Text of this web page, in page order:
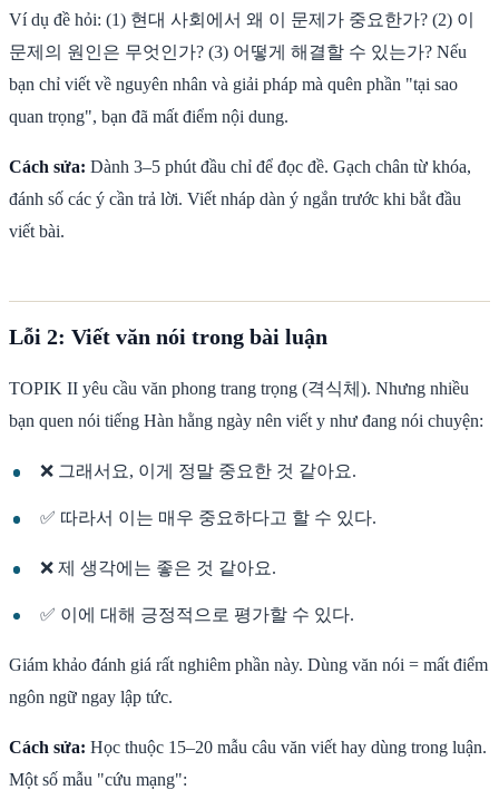
Ví dụ đề hỏi: (1) 현대 사회에서 왜 이 문제가 중요한가? (2) 이
문제의 원인은 무엇인가? (3) 어떻게 해결할 수 있는가? Nếu
bạn chỉ viết về nguyên nhân và giải pháp mà quên phần "tại sao
quan trọng", bạn đã mất điểm nội dung.
Cách sửa: Dành 3–5 phút đầu chỉ để đọc đề. Gạch chân từ khóa,
đánh số các ý cần trả lời. Viết nháp dàn ý ngắn trước khi bắt đầu
viết bài.
Lỗi 2: Viết văn nói trong bài luận
TOPIK II yêu cầu văn phong trang trọng (격식체). Nhưng nhiều
bạn quen nói tiếng Hàn hằng ngày nên viết y như đang nói chuyện:
❌ 그래서요, 이게 정말 중요한 것 같아요.
✅ 따라서 이는 매우 중요하다고 할 수 있다.
❌ 제 생각에는 좋은 것 같아요.
✅ 이에 대해 긍정적으로 평가할 수 있다.
Giám khảo đánh giá rất nghiêm phần này. Dùng văn nói = mất điểm
ngôn ngữ ngay lập tức.
Cách sửa: Học thuộc 15–20 mẫu câu văn viết hay dùng trong luận.
Một số mẫu "cứu mạng":